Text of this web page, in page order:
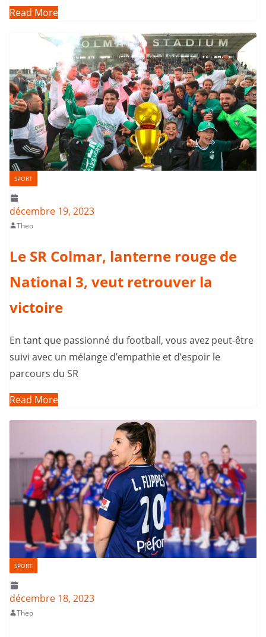
Read More
SPORT
décembre 19, 2023
Theo
Le SR Colmar, lanterne rouge de
National 3, veut retrouver la
victoire
En tant que passionné du football, vous avez peut-être
suivi avec un mélange d’empathie et d’espoir le
parcours du SR
Read More
SPORT
décembre 18, 2023
Theo